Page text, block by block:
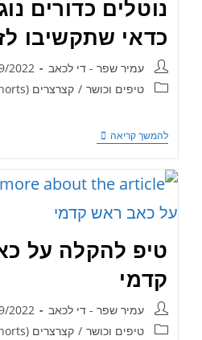
נוטלים כדורים
כדאי שתקשיבו
עמיר שפר - די לכאב
2022
טיפים וכושר / קצרצרים (shorts)
להמשך קריאה
טיפ להקלה על
קדמי
עמיר שפר - די לכאב
2022
טיפים וכושר / קצרצרים (shorts)